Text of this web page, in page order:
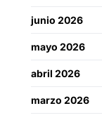
junio 2026
mayo 2026
abril 2026
marzo 2026